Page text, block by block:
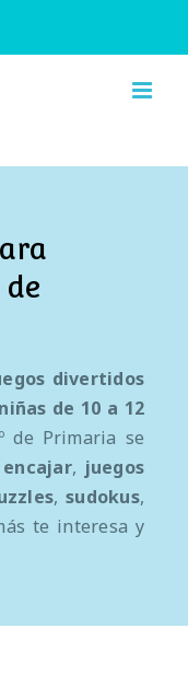
de
divertidos
de 10 a 12
de Primaria se
, juegos
,sudokus,
te interesa y